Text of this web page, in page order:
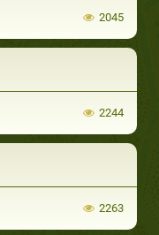
2045
2244
2263